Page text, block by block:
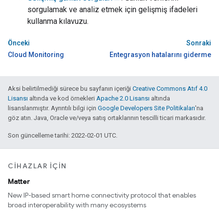
sorgulamak ve analiz etmek için gelişmiş ifadeleri
kullanma kılavuzu.
Önceki
Cloud Monitoring
Sonraki
Entegrasyon hatalarını giderme
Aksi belirtilmediği sürece bu sayfanın içeriği Creative Commons Atıf 4.0
Lisansı altında ve kod örnekleri Apache 2.0 Lisansı altında
lisanslanmıştır. Ayrıntılı bilgi için Google Developers Site Politikaları'na
göz atın. Java, Oracle ve/veya satış ortaklarının tescilli ticari markasıdır.
Son güncelleme tarihi: 2022-02-01 UTC.
CIHAZLAR IÇIN
Matter
New IP-based smart home connectivity protocol that enables
broad interoperability with many ecosystems